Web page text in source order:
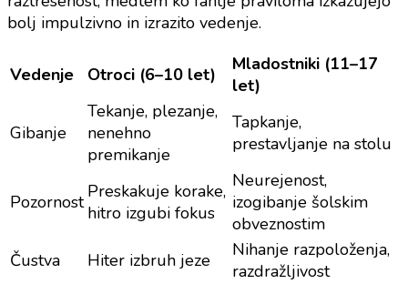
bolj impulzivno in izrazito vedenje.
Vedenje Otroci (6–10 let)
Mladostniki (11–17
let)
Gibanje
Tekanje, plezanje,
nenehno
premikanje
Tapkanje,
prestavljanje na stolu
Pozornost Preskakuje korake,
hitro izgubi fokus
Neurejenost,
izogibanje šolskim
obveznostim
Čustva
Hiter izbruh jeze
Nihanje razpoloženja,
razdražljivost